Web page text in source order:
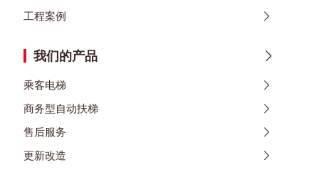
工程案例
我们的产品
乘客电梯
商务型自动扶梯
售后服务
更新改造